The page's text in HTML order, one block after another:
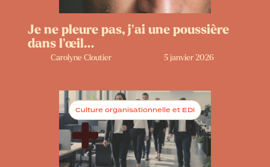
Je ne pleure pas, j’ai une poussière
dans l’œil…
Carolyne Cloutier 5 janvier 2026
Culture organisationnelle et EDI